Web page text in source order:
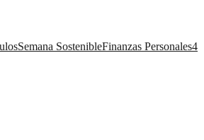
Semana SostenibleFinanzas Personales4